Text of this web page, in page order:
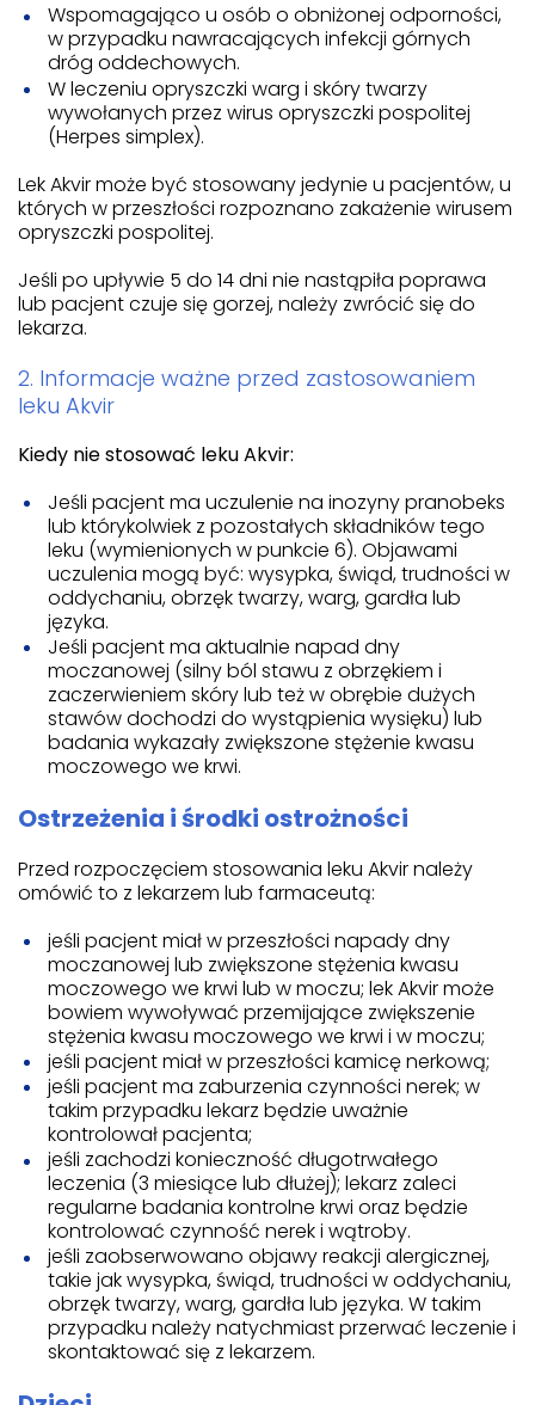
Wspomagająco u osób o obniżonej odporności,
w przypadku nawracających infekcji górnych
dróg oddechowych.
W leczeniu opryszczki warg i skóry twarzy
wywołanych przez wirus opryszczki pospolitej
(Herpes simplex).
Lek Akvir może być stosowany jedynie u pacjentów, u
których w przeszłości rozpoznano zakażenie wirusem
opryszczki pospolitej.
Jeśli po upływie 5 do 14 dni nie nastąpiła poprawa
lub pacjent czuje się gorzej, należy zwrócić się do
lekarza.
2. Informacje ważne przed zastosowaniem
leku Akvir
Kiedy nie stosować leku Akvir:
Jeśli pacjent ma uczulenie na inozyny pranobeks
lub którykolwiek z pozostałych składników tego
leku (wymienionych w punkcie 6). Objawami
uczulenia mogą być: wysypka, świąd, trudności w
oddychaniu, obrzęk twarzy, warg, gardła lub
języka.
Jeśli pacjent ma aktualnie napad dny
moczanowej (silny ból stawu z obrzękiem i
zaczerwieniem skóry lub też w obrębie dużych
stawów dochodzi do wystąpienia wysięku) lub
badania wykazały zwiększone stężenie kwasu
moczowego we krwi.
Ostrzeżenia i środki ostrożności
Przed rozpoczęciem stosowania leku Akvir należy
omówić to z lekarzem lub farmaceutą:
jeśli pacjent miał w przeszłości napady dny
moczanowej lub zwiększone stężenia kwasu
moczowego we krwi lub w moczu; lek Akvir może
bowiem wywoływać przemijające zwiększenie
stężenia kwasu moczowego we krwi i w moczu;
jeśli pacjent miał w przeszłości kamicę nerkową;
jeśli pacjent ma zaburzenia czynności nerek; w
takim przypadku lekarz będzie uważnie
kontrolował pacjenta;
jeśli zachodzi konieczność długotrwałego
leczenia (3 miesiące lub dłużej); lekarz zaleci
regularne badania kontrolne krwi oraz będzie
kontrolować czynność nerek i wątroby.
jeśli zaobserwowano objawy reakcji alergicznej,
takie jak wysypka, świąd, trudności w oddychaniu,
obrzęk twarzy, warg, gardła lub języka. W takim
przypadku należy natychmiast przerwać leczenie i
skontaktować się z lekarzem.